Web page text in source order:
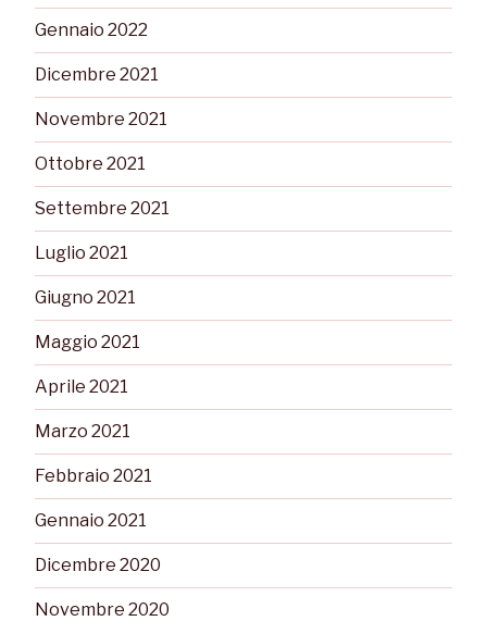
Gennaio 2022
Dicembre 2021
Novembre 2021
Ottobre 2021
Settembre 2021
Luglio 2021
Giugno 2021
Maggio 2021
Aprile 2021
Marzo 2021
Febbraio 2021
Gennaio 2021
Dicembre 2020
Novembre 2020